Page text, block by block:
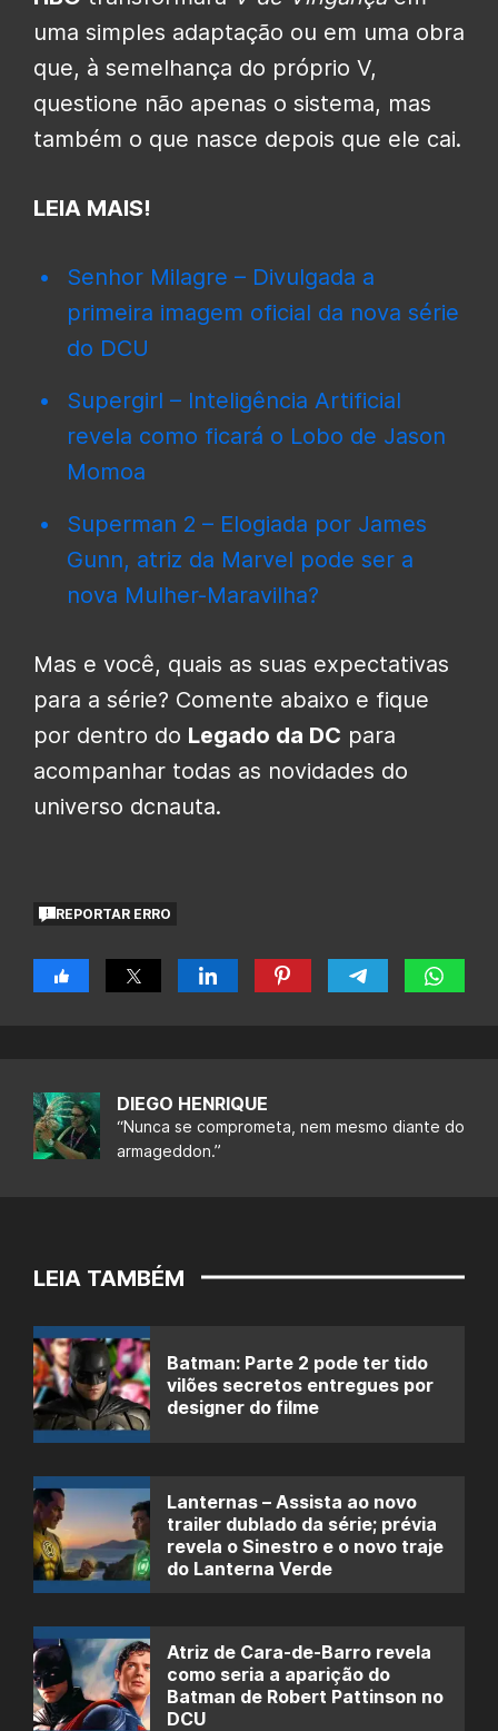
uma simples adaptação ou em uma obra
que, à semelhança do próprio V,
questione não apenas o sistema, mas
também o que nasce depois que ele cai.
LEIA MAIS!
Senhor Milagre – Divulgada a
primeira imagem oficial da nova série
do DCU
Supergirl – Inteligência Artificial
revela como ficará o Lobo de Jason
Momoa
Superman 2 – Elogiada por James
Gunn, atriz da Marvel pode ser a
nova Mulher-Maravilha?
Mas e você, quais as suas expectativas
para a série? Comente abaixo e fique
por dentro do Legado da DC para
acompanhar todas as novidades do
universo dcnauta.
REPORTAR ERRO
DIEGO HENRIQUE
“Nunca se comprometa, nem mesmo diante do
armageddon.”
LEIA TAMBÉM
Batman: Parte 2 pode ter tido
vilões secretos entregues por
designer do filme
Lanternas – Assista ao novo
trailer dublado da série; prévia
revela o Sinestro e o novo traje
do Lanterna Verde
Atriz de Cara-de-Barro revela
como seria a aparição do
Batman de Robert Pattinson no
DCU